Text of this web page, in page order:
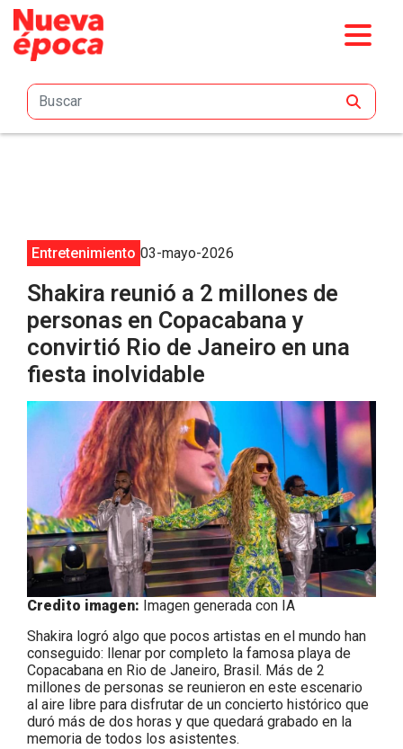
Saltar al contenido principal
Entretenimiento 03-mayo-2026
Shakira reunió a 2 millones de
personas en Copacabana y
convirtió Rio de Janeiro en una
fiesta inolvidable
Credito imagen: Imagen generada con IA
Shakira logró algo que pocos artistas en el mundo han
conseguido: llenar por completo la famosa playa de
Copacabana en Rio de Janeiro, Brasil. Más de 2
millones de personas se reunieron en este escenario
al aire libre para disfrutar de un concierto histórico que
duró más de dos horas y que quedará grabado en la
memoria de todos los asistentes.